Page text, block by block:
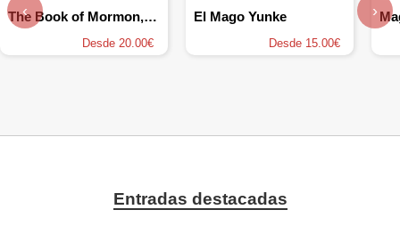
The Book of Mormon, el musical
Desde 20.00€
El Mago Yunke
Desde 15.00€
‹ ›
Entradas destacadas